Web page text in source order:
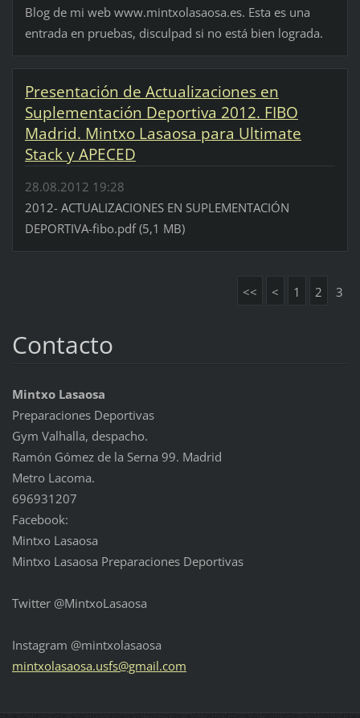
Blog de mi web www.mintxolasaosa.es. Esta es una
entrada en pruebas, disculpad si no está bien lograda.
Presentación de Actualizaciones en
Suplementación Deportiva 2012. FIBO
Madrid. Mintxo Lasaosa para Ultimate
Stack y APECED
28.08.2012 19:28
2012- ACTUALIZACIONES EN SUPLEMENTACIÓN
DEPORTIVA-fibo.pdf (5,1 MB)
<< < 1 2 3
Contacto
Mintxo Lasaosa
Preparaciones Deportivas
Gym Valhalla, despacho.
Ramón Gómez de la Serna 99. Madrid
Metro Lacoma.
696931207
Facebook:
Mintxo Lasaosa
Mintxo Lasaosa Preparaciones Deportivas
Twitter @MintxoLasaosa
Instagram @mintxolasaosa
mintxolasaosa.usfs@gmail.com